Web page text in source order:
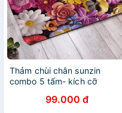
Thảm chùi chân sunzin
combo 5 tấm- kích cỡ
phòng ngủ99.000 đ